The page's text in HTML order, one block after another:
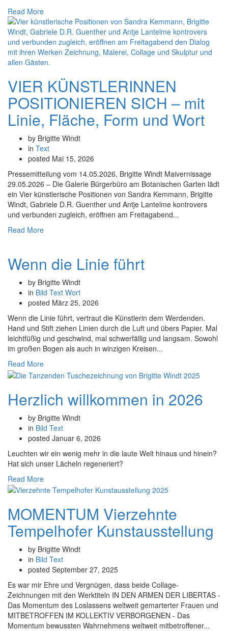
Read More
VIER KÜNSTLERINNEN
POSITIONIEREN SICH – mit
Linie, Fläche, Form und Wort
by Brigitte Windt
in Text
posted Mai 15, 2026
Pressemitteilung vom 14.05.2026, Brigitte Windt Maivernissage
29.05.2026 – Die Galerie Bürgerbüro am Botanischen Garten lädt
ein Vier künstlerische Positionen von Sandra Kemmann, Brigitte
Windt, Gabriele D.R. Guenther und Antje Lantelme kontrovers
und verbunden zugleich, eröffnen am Freitagabend...
Read More
Wenn die Linie führt
by Brigitte Windt
in Bild Text Wort
posted März 25, 2026
Wenn die Linie führt, vertraut die Künstlerin dem Werdenden.
Hand und Stift ziehen Linien durch die Luft und übers Papier. Mal
leichtfüßig und geschwind, mal schwerfällig und langsam. Sowohl
im großen Bogen als auch in winzigen Kreisen...
Read More
Herzlich willkommen in 2026
by Brigitte Windt
in Bild Text
posted Januar 6, 2026
Leuchten wir ein wenig mehr in die laute Welt hinaus und hinein?
Hat sich unser Lächeln regeneriert?
Read More
MOMENTUM Vierzehnte
Tempelhofer Kunstausstellung
by Brigitte Windt
in Bild Text
posted September 27, 2025
Es war mir Ehre und Vergnügen, dass beide Collage-
Zeichnungen mit den Werktiteln IN DEN ARMEN DER LIBERTAS -
Das Momentum des Loslassens weltweit gemarterter Frauen und
MITBETROFFEN IM KOLLEKTIV VERBORGENEN - Das
Momentum bewussten Wahrnehmens weltweit mitbetroffener...